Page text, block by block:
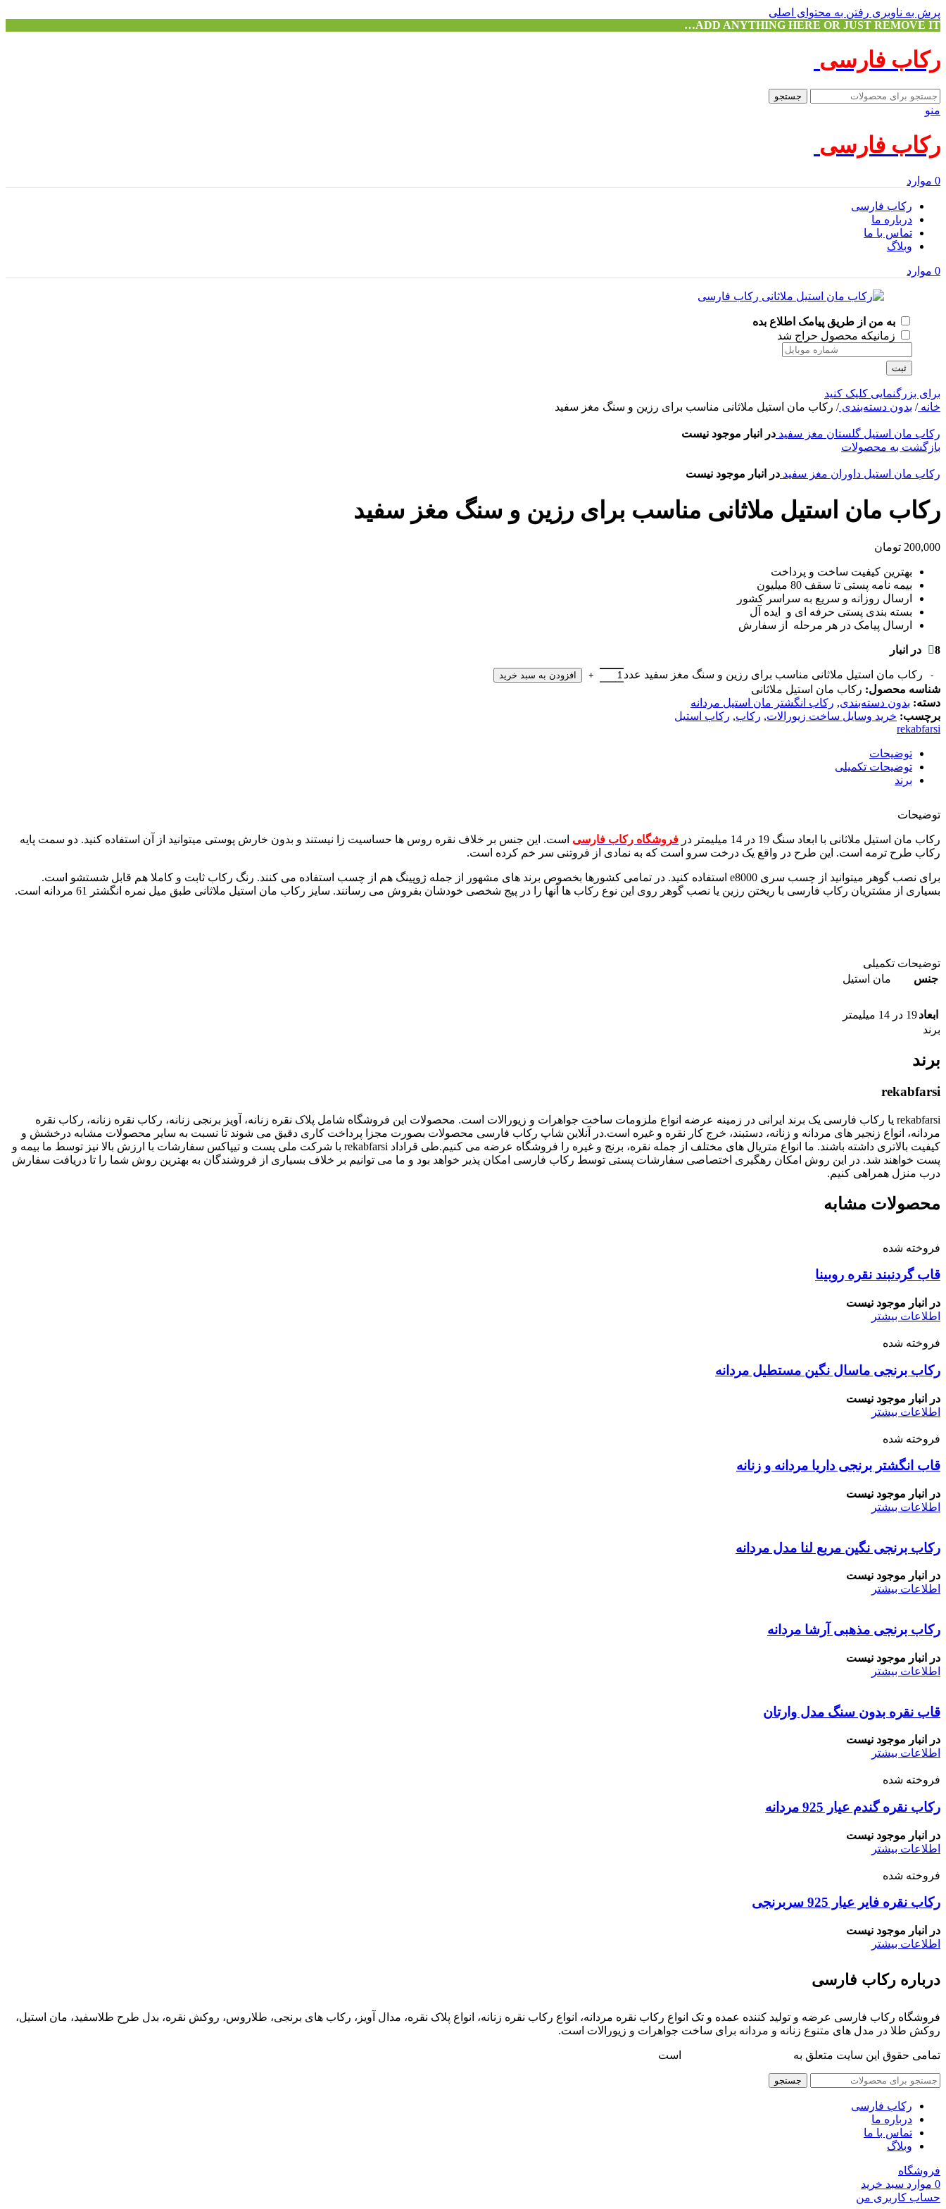
پرش به ناوبری رفتن به محتوای اصلی
ADD ANYTHING HERE OR JUST REMOVE IT…
رکاب فارسی
جستجو
منو
رکاب فارسی
0 موارد
رکاب فارسی
درباره ما
تماس با ما
وبلاگ
0 موارد
به من از طریق پیامک اطلاع بده
زمانیکه محصول حراج شد
ثبت
برای بزرگنمایی کلیک کنید
خانه/ بدون دسته‌بندی/ رکاب مان استیل ملاثانی مناسب برای رزین و سنگ مغز سفید
رکاب مان استیل گلستان مغز سفید در انبار موجود نیست
بازگشت به محصولات
رکاب مان استیل داوران مغز سفید در انبار موجود نیست
رکاب مان استیل ملاثانی مناسب برای رزین و سنگ مغز سفید
200,000 تومان
بهترین کیفیت ساخت و پرداخت
بیمه نامه پستی تا سقف 80 میلیون
ارسال روزانه و سریع به سراسر کشور
بسته بندی پستی حرفه ای و ایده آل
ارسال پیامک در هر مرحله از سفارش
8 در انبار
رکاب مان استیل ملاثانی مناسب برای رزین و سنگ مغز سفید عدد افزودن به سبد خرید
شناسه محصول: رکاب مان استیل ملاثانی
دسته: بدون دسته‌بندی, رکاب انگشتر مان استیل مردانه
برچسب: خرید وسایل ساخت زیورالات, رکاب, رکاب استیل
rekabfarsi
توضیحات
توضیحات تکمیلی
برند
توضیحات
رکاب مان استیل ملاثانی با ابعاد سنگ 19 در 14 میلیمتر در فروشگاه رکاب فارسی است. این جنس بر خلاف نقره روس ها حساسیت زا نیستند و بدون خارش پوستی میتوانید از آن استفاده کنید. دو سمت پایه
رکاب طرح ترمه است. این طرح در واقع یک درخت سرو است که به نمادی از فروتنی سر خم کرده است.
برای نصب گوهر میتوانید از چسب سری e8000 استفاده کنید. در تمامی کشورها بخصوص برند های مشهور از جمله ژوپینگ هم از چسب استفاده می کنند. رنگ رکاب ثابت و کاملا هم قابل شستشو است.
بسیاری از مشتریان رکاب فارسی با ریختن رزین یا نصب گوهر روی این نوع رکاب ها آنها را در پیج شخصی خودشان بفروش می رسانند. سایز رکاب مان استیل ملاثانی طبق میل نمره انگشتر 61 مردانه است.
توضیحات تکمیلی
جنس
مان استیل
ابعاد19 در 14 میلیمتر
برند
برند
rekabfarsi
rekabfarsi یا رکاب فارسی یک برند ایرانی در زمینه عرضه انواع ملزومات ساخت جواهرات و زیورالات است. محصولات این فروشگاه شامل پلاک نقره زنانه، آویز برنجی زنانه، رکاب نقره زنانه، رکاب نقره
مردانه، انواع زنجیر های مردانه و زنانه، دستبند، خرج کار نقره و غیره است.در آنلاین شاپ رکاب فارسی محصولات بصورت مجزا پرداخت کاری دقیق می شوند تا نسبت به سایر محصولات مشابه درخشش و
کیفیت بالاتری داشته باشند. ما انواع متریال های مختلف از جمله نقره، برنج و غیره را فروشگاه عرضه می کنیم.طی قراداد rekabfarsi با شرکت ملی پست و تیپاکس سفارشات با ارزش بالا نیز توسط ما بیمه و
پست خواهند شد. در این روش امکان رهگیری اختصاصی سفارشات پستی توسط رکاب فارسی امکان پذیر خواهد بود و ما می توانیم بر خلاف بسیاری از فروشندگان به بهترین روش شما را تا دریافت سفارش
درب منزل همراهی کنیم.
محصولات مشابه
فروخته شده
قاب گردنبند نقره روبینا
در انبار موجود نیست
اطلاعات بیشتر
فروخته شده
رکاب برنجی ماسال نگین مستطیل مردانه
در انبار موجود نیست
اطلاعات بیشتر
فروخته شده
قاب انگشتر برنجی داریا مردانه و زنانه
در انبار موجود نیست
اطلاعات بیشتر
رکاب برنجی نگین مربع لنا مدل مردانه
در انبار موجود نیست
اطلاعات بیشتر
رکاب برنجی مذهبی آرشا مردانه
در انبار موجود نیست
اطلاعات بیشتر
قاب نقره بدون سنگ مدل وارتان
در انبار موجود نیست
اطلاعات بیشتر
فروخته شده
رکاب نقره گندم عیار 925 مردانه
در انبار موجود نیست
اطلاعات بیشتر
فروخته شده
رکاب نقره فایر عیار 925 سربرنجی
در انبار موجود نیست
اطلاعات بیشتر
درباره رکاب فارسی
فروشگاه رکاب فارسی عرضه و تولید کننده عمده و تک انواع رکاب نقره مردانه، انواع رکاب نقره زنانه، انواع پلاک نقره، مدال آویز، رکاب های برنجی، طلاروس، روکش نقره، بدل طرح طلاسفید، مان استیل،
روکش طلا در مدل های متنوع زنانه و مردانه برای ساخت جواهرات و زیورالات است.
تمامی حقوق این سایت متعلق به است
جستجو
رکاب فارسی
درباره ما
تماس با ما
وبلاگ
فروشگاه
0 موارد سبد خرید
حساب کاربری من